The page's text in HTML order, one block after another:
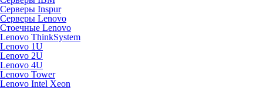
Серверы Inspur
Серверы Lenovo
Стоечные Lenovo
Lenovo ThinkSystem
Lenovo 1U
Lenovo 2U
Lenovo 4U
Lenovo Tower
Lenovo Intel Xeon